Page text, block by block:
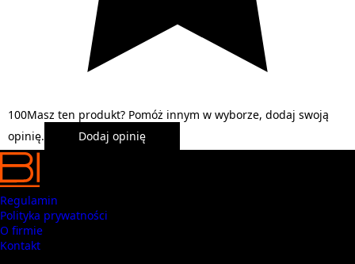
100Masz ten produkt? Pomóż innym w wyborze, dodaj swoją
opinię.
Dodaj opinię
Regulamin
Polityka prywatności
O firmie
Kontakt